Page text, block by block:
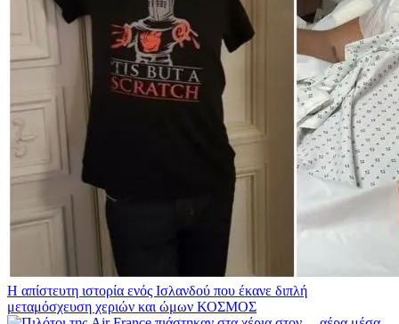
Η απίστευτη ιστορία ενός Ισλανδού που έκανε διπλή
μεταμόσχευση χεριών και ώμων ΚΟΣΜΟΣ